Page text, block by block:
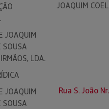
JOAQUIM
JOAQUIM
SOUSA
LDA.
JOAQUIM
SOUSA
Rua S. João